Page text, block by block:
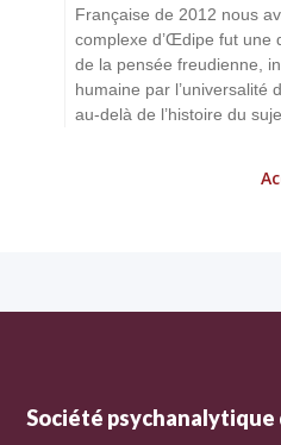
Française de 2012 nous
complexe d’Œdipe fut une
de la pensée freudienne,
humaine par l’universalité
au-delà de l’histoire du
Société psychanalytique